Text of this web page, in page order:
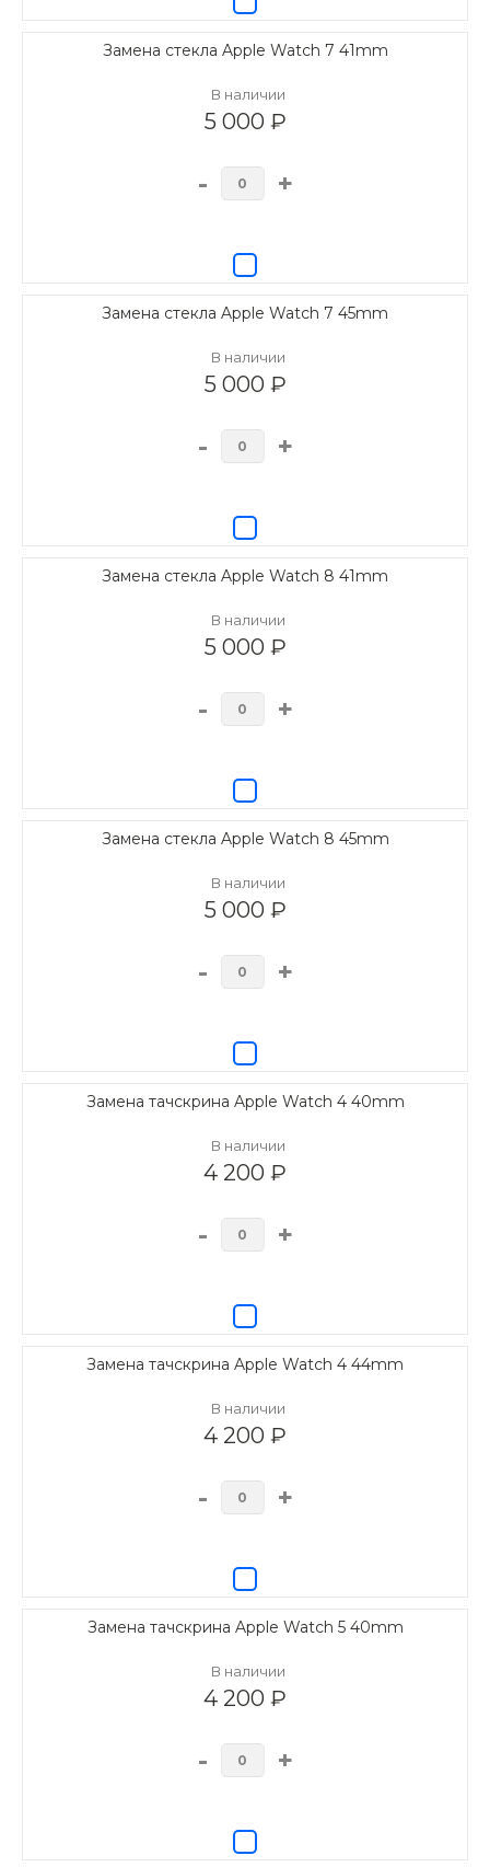
Замена стекла Apple Watch 7 41mm
В наличии
5 000 ₽
- +
Замена стекла Apple Watch 7 45mm
В наличии
5 000 ₽
- +
Замена стекла Apple Watch 8 41mm
В наличии
5 000 ₽
- +
Замена стекла Apple Watch 8 45mm
В наличии
5 000 ₽
- +
Замена тачскрина Apple Watch 4 40mm
В наличии
4 200 ₽
- +
Замена тачскрина Apple Watch 4 44mm
В наличии
4 200 ₽
- +
Замена тачскрина Apple Watch 5 40mm
В наличии
4 200 ₽
- +